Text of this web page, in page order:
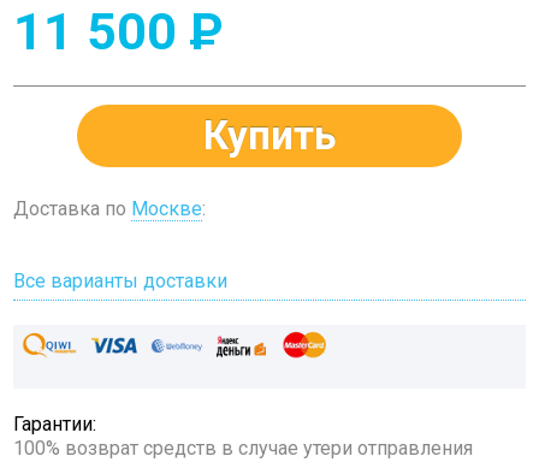
11 500 P
Купить
Доставка по Москве:
Все варианты доставки
Гарантии:
100% возврат средств в случае утери отправления